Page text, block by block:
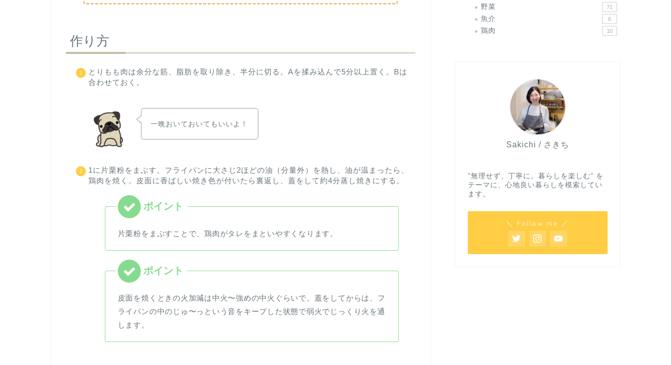
作り方
とりもも肉は余分な筋、脂肪を取り除き、半分に切る。Aを揉み込んで5分以上置く。Bは
合わせておく。
一晩おいておいてもいいよ！
1に片栗粉をまぶす。フライパンに大さじ2ほどの油（分量外）を熱し、油が温まったら、
鶏肉を焼く。皮面に香ばしい焼き色が付いたら裏返し、蓋をして約4分蒸し焼きにする。
片栗粉をまぶすことで、鶏肉がタレをまといやすくなります。
皮面を焼くときの火加減は中火〜強めの中火ぐらいで。蓋をしてからは、フ
ライパンの中のじゅ〜っという音をキープした状態で弱火でじっくり火を通
します。
野菜 71
魚介 6
鶏肉 10
Sakichi / さきち
”無理せず、丁寧に。暮らしを楽しむ” を
テーマに、心地良い暮らしを模索してい
ます。
＼ Follow me ／